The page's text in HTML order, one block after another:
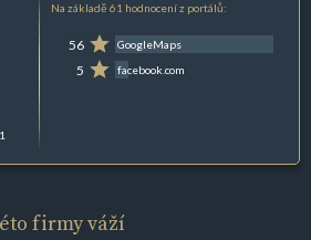
Na základě 61 hodnocení z portálů:
56 GoogleMaps
5 facebook.com
firmy váží